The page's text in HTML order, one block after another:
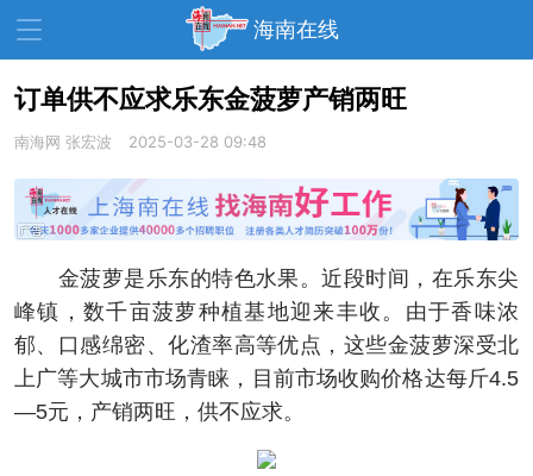
海南在线
资讯中心 热点 旅游
文体 财经
教育 健康 房产
家装 交通 美食
生活 演出 活动
展会 走读海南 周末去哪儿
订单供不应求乐东金菠萝产销两旺
南海网 张宏波 2025-03-28 09:48
金菠萝是乐东的特色水果。近段时间，在乐东尖
峰镇，数千亩菠萝种植基地迎来丰收。由于香味浓
郁、口感绵密、化渣率高等优点，这些金菠萝深受北
上广等大城市市场青睐，目前市场收购价格达每斤4.5
—5元，产销两旺，供不应求。